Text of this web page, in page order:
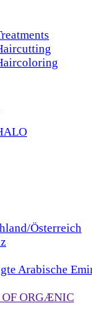
Österreich
Arabische
OF ORGÆNIC